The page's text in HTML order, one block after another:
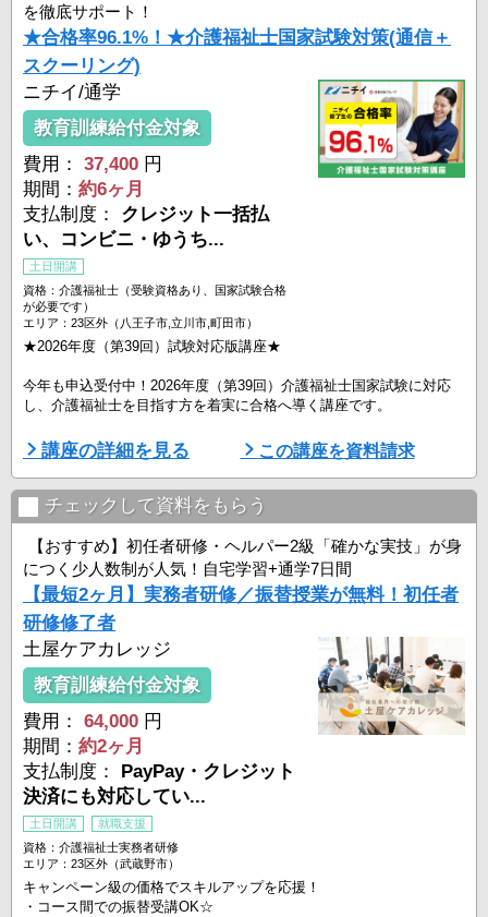
を徹底サポート！
★合格率96.1%！★介護福祉士国家試験対策(通信＋
スクーリング)
ニチイ/通学
教育訓練給付金対象
費用：
37,400 円
期間： 約6ヶ月
支払制度： クレジット一括払
い、コンビニ・ゆうち...
土日開講
資格：介護福祉士（受験資格あり、国家試験合格
が必要です）
エリア：23区外（八王子市,立川市,町田市）
★2026年度（第39回）試験対応版講座★
今年も申込受付中！2026年度（第39回）介護福祉士国家試験に対応
し、介護福祉士を目指す方を着実に合格へ導く講座です。
ニチイの講座は、学びやすいカリキュラムと充実のサポートで、あな
たの介護福祉士国家資格合格をバックアップします！
・合格率も高い！介護事業者ニチイの実績ある講座
・本試験の予行演習！「全国統一模試」付き
・最短2ヵ月程度の効率的学習が可能！
・フルセット教材や学習サポートも充実
・スクーリングではベテラン講師が要点を直 ...
講座の詳細を見る この講座を資料請求
チェックして資料をもらう
【おすすめ】初任者研修・ヘルパー2級「確かな実技」が身
につく少人数制が人気！自宅学習+通学7日間
【最短2ヶ月】実務者研修／振替授業が無料！初任者
研修修了者
土屋ケアカレッジ
教育訓練給付金対象
費用：
64,000 円
期間： 約2ヶ月
支払制度：
PayPay・クレジット
決済にも対応してい...
土日開講
就職支援
資格：介護福祉士実務者研修
エリア：23区外（武蔵野市）
キャンペーン級の価格でスキルアップを応援！
・コース間での振替受講OK☆